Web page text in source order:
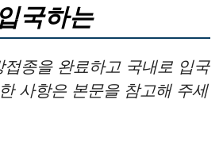
국하는
종을 완료하고 국내로 입국
사항은 본문을 참고해 주세